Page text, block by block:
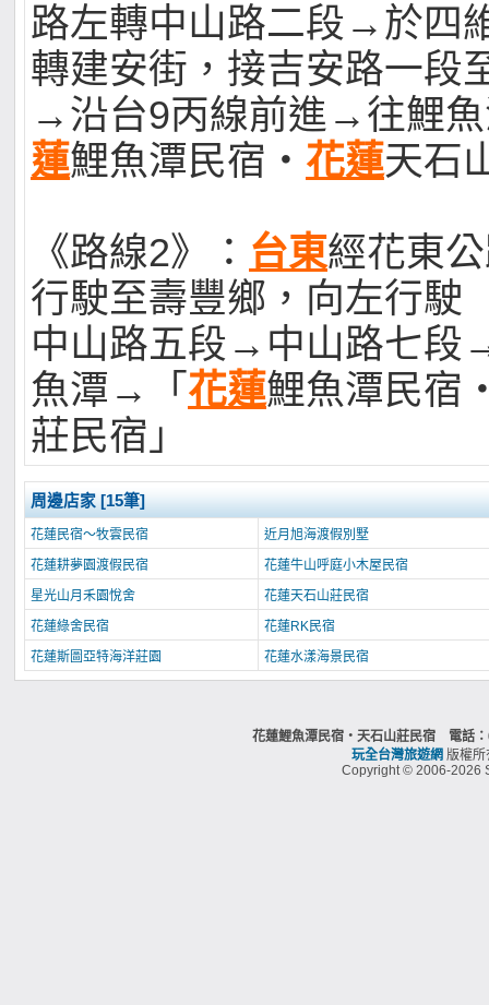
路左轉中山路二段→於四
轉建安街，接吉安路一段
→沿台9丙線前進→往鯉
蓮鯉魚潭民宿‧ 花蓮天石
《路線2》： 台東經花東
行駛至壽豐鄉，向左行駛
中山路五段→中山路七
魚潭→「 花蓮鯉魚潭民宿
莊民宿」
周邊店家 [15筆]
花蓮民宿～牧雲民宿
近月旭海渡假別墅
花蓮耕夢園渡假民宿
花蓮牛山呼庭小木屋民宿
星光山月禾園悅舍
花蓮天石山莊民宿
花蓮綠舍民宿
花蓮RK民宿
花蓮斯圖亞特海洋莊園
花蓮水漾海景民宿
花蓮鯉魚潭民宿‧天石山莊民宿 電話
玩全台灣旅遊網 版權
Copyright © 2006-2026